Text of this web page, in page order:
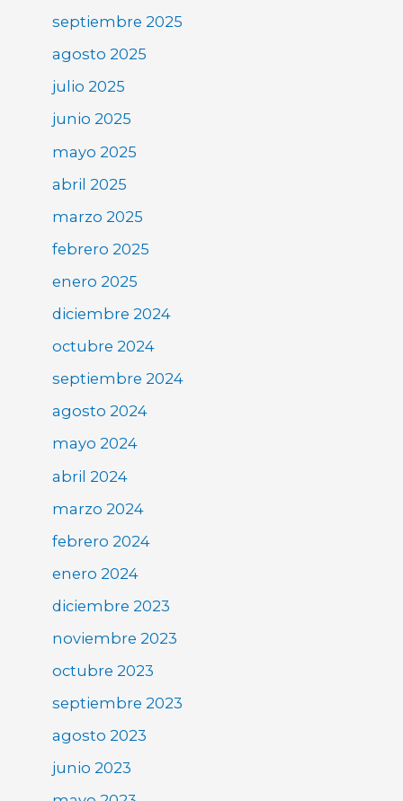
septiembre 2025
agosto 2025
julio 2025
junio 2025
mayo 2025
abril 2025
marzo 2025
febrero 2025
enero 2025
diciembre 2024
octubre 2024
septiembre 2024
agosto 2024
mayo 2024
abril 2024
marzo 2024
febrero 2024
enero 2024
diciembre 2023
noviembre 2023
octubre 2023
septiembre 2023
agosto 2023
junio 2023